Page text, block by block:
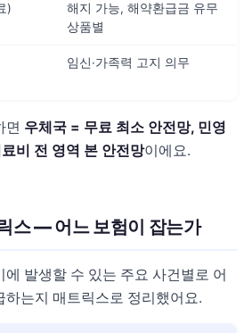
)
해지 가능, 해약환급금 유무
상품별
임신·가족력 고지 의무
면 우체국 = 무료 최소 안전망, 민영
비 전 영역 본 안전망이에요.
스 — 어느 보험이 잡는가
에 발생할 수 있는 주요 사건별로 어
하는지 매트릭스로 정리했어요.